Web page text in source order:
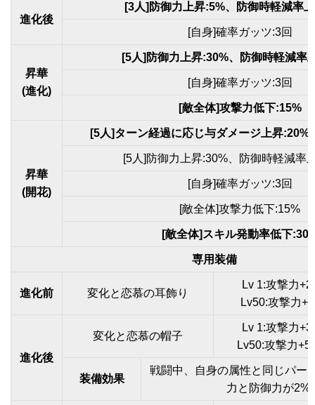
進化後
[3人]防御力上昇:5%、防御時軽減率
[自身]確率ガッツ:3回
昇華
(進化)
[5人]防御力上昇:30%、防御時軽減率
[自身]確率ガッツ:3回
[敵全体]攻撃力低下:15%
昇華
(開花)
[5人]ターン経過に応じ与ダメージ上昇
[5人]防御力上昇:30%、防御時軽減率
[自身]確率ガッツ:3回
[敵全体]攻撃力低下:15%
[敵全体]スキル発動率低下
専用装備
進化前 変化と恋慕の耳飾り
Lv 1:攻撃力
Lv50:攻撃力
進化後
変化と恋慕の帽子
Lv 1:攻撃力
Lv50:攻撃力
装備効果
戦闘中、自身の属性と同じパー
力と防御力が2%